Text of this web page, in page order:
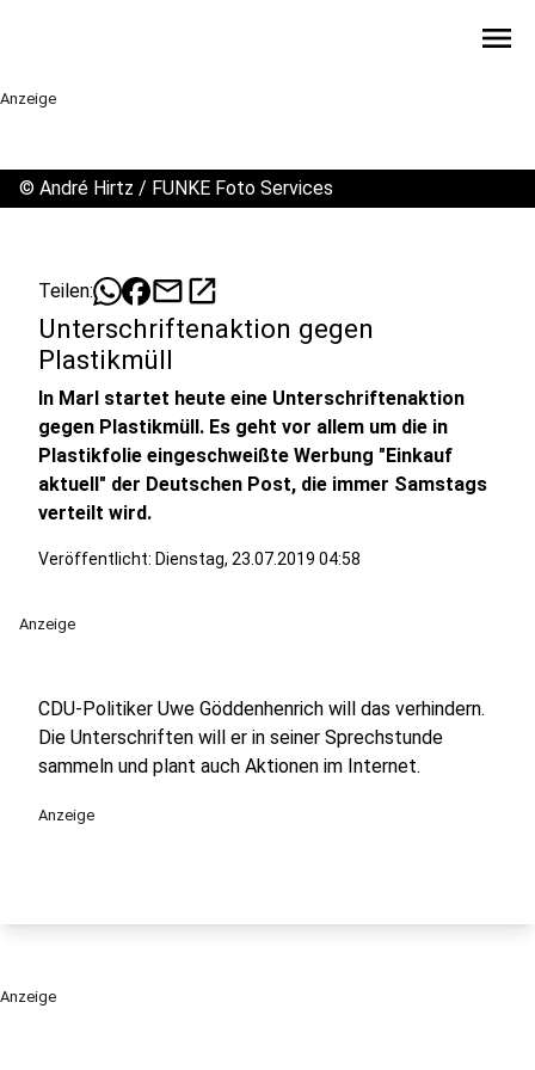
menu
Anzeige
© André Hirtz / FUNKE Foto Services
Teilen: mailopen_in_new
Unterschriftenaktion gegen
Plastikmüll
In Marl startet heute eine Unterschriftenaktion
gegen Plastikmüll. Es geht vor allem um die in
Plastikfolie eingeschweißte Werbung "Einkauf
aktuell" der Deutschen Post, die immer Samstags
verteilt wird.
Veröffentlicht: Dienstag, 23.07.2019 04:58
Anzeige
CDU-Politiker Uwe Göddenhenrich will das verhindern.
Die Unterschriften will er in seiner Sprechstunde
sammeln und plant auch Aktionen im Internet.
Anzeige
Anzeige